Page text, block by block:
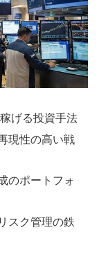
げる投資手法
現性の高い戦
のポートフォ
スク管理の鉄